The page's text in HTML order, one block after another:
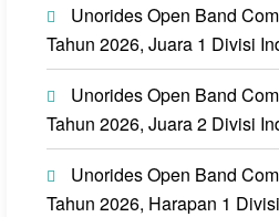
Unorides Open Band
Tahun 2026, Juara 1 Divisi
Unorides Open Band
Tahun 2026, Juara 2 Divisi
Unorides Open Band
Tahun 2026, Harapan 1